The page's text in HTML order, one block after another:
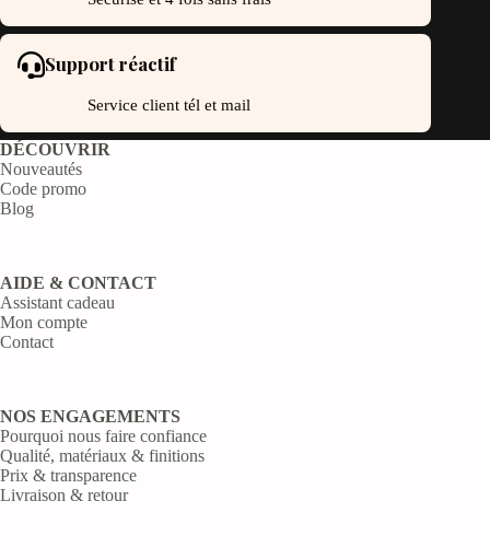
Support réactif
Service client tél et mail
DÉCOUVRIR
Nouveautés
Code promo
Blog
AIDE & CONTACT
Assistant cadeau
Mon compte
Contact
NOS ENGAGEMENTS
Pourquoi nous faire confiance
Qualité, matériaux & finitions
Prix & transparence
Livraison & retour